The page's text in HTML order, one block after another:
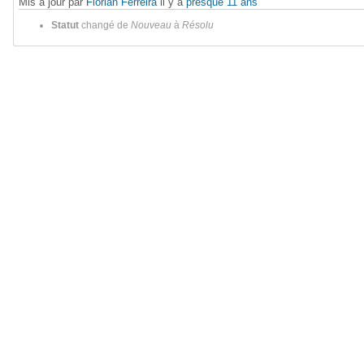
Statut changé de Nouveau à Résolu